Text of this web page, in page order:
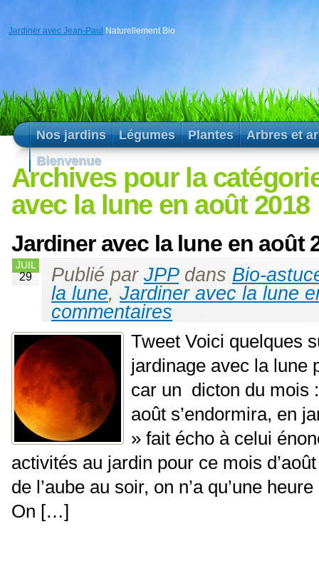
Jardiner avec Jean-Paul Naturellement Bio
Nos jardins Légumes Plantes
Arbres et
Bienvenue
Archives pour la
avec la lune en août 2018
Jardiner avec la lune en août
JUIL
29 Publié par JPPdans Bio-
la lune, Jardiner avec la lune
commentaires
Tweet Voici quelques
jardinage avec la lune
car un dicton du mois
août s’endormira, en
» fait écho à celui
activités au jardin pour ce mois
de l’aube au soir, on n’a qu’une
On […]